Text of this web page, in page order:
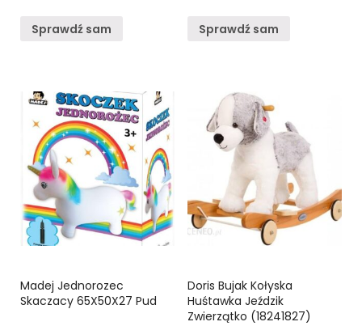
Sprawdź sam Sprawdź sam
Madej Jednorozec
Skaczacy 65X50X27 Pud
Doris Bujak Kołyska
Huśtawka Jeździk
Zwierzątko (18241827)